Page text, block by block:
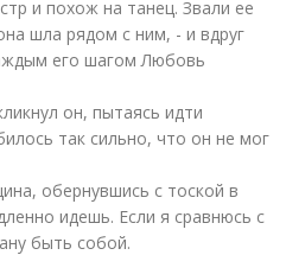
и похож на танец. Звали ее
шла рядом с ним, - и вдруг
его шагом Любовь
он, пытаясь идти
так сильно, что он не мог
обернувшись с тоской в
идешь. Если я сравнюсь с
быть собой.